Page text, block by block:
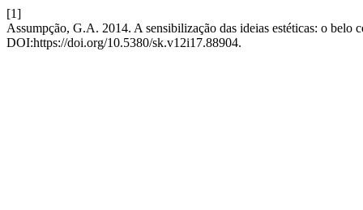
[1]
Assumpção, G.A. 2014. A sensibilização das ideias estéticas: o belo
DOI:https://doi.org/10.5380/sk.v12i17.88904.